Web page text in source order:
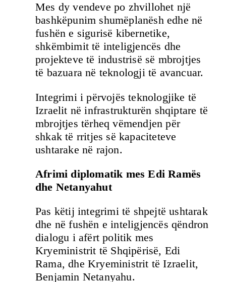
Mes dy vendeve po zhvillohet një
bashkëpunim shumëplanësh edhe në
fushën e sigurisë kibernetike,
shkëmbimit të inteligjencës dhe
projekteve të industrisë së mbrojtjes
të bazuara në teknologji të avancuar.
Integrimi i përvojës teknologjike të
Izraelit në infrastrukturën shqiptare të
mbrojtjes tërheq vëmendjen për
shkak të rritjes së kapaciteteve
ushtarake në rajon.
Afrimi diplomatik mes Edi Ramës
dhe Netanyahut
Pas këtij integrimi të shpejtë ushtarak
dhe në fushën e inteligjencës qëndron
dialogu i afërt politik mes
Kryeministrit të Shqipërisë, Edi
Rama, dhe Kryeministrit të Izraelit,
Benjamin Netanyahu.